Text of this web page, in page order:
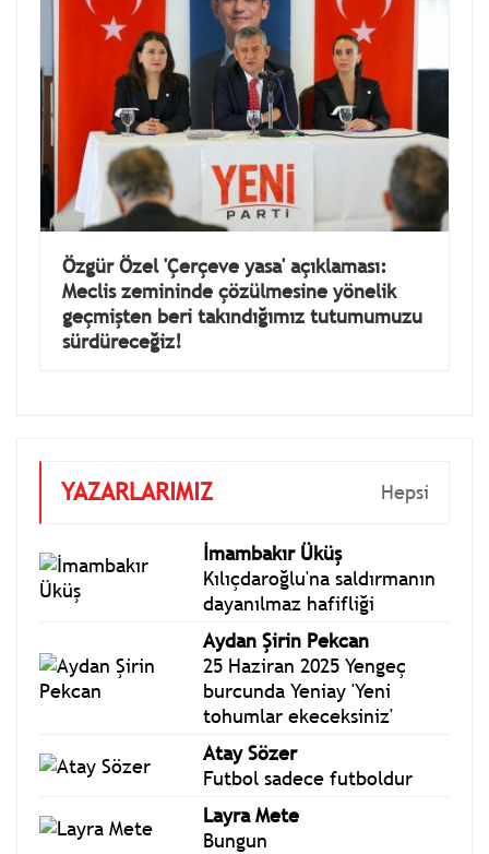
Özgür Özel 'Çerçeve yasa' açıklaması:
Meclis zemininde çözülmesine yönelik
geçmişten beri takındığımız tutumumuzu
sürdüreceğiz!
YAZARLARIMIZ Hepsi
İmambakır Üküş
Kılıçdaroğlu'na saldırmanın
dayanılmaz hafifliği
Aydan Şirin Pekcan
25 Haziran 2025 Yengeç
burcunda Yeniay 'Yeni
tohumlar ekeceksiniz'
Atay Sözer
Futbol sadece futboldur
Layra Mete
Bungun